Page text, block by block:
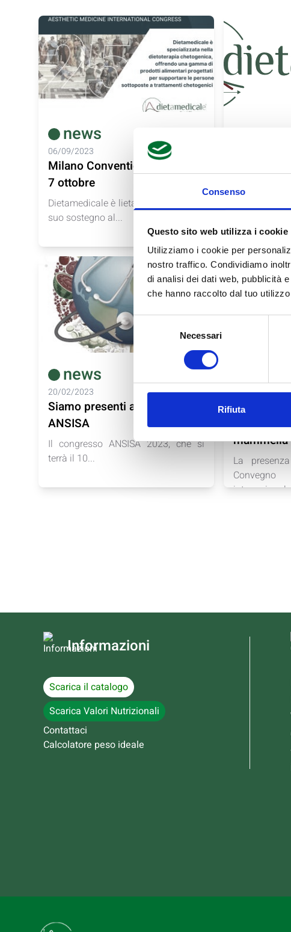
Consenso
Questo sito web utilizza i cookie
Utilizziamo i cookie per
nostro traffico. Condividiamo
di analisi dei dati web, pubblicità
che hanno raccolto dal tuo
Selezione
consenso
Necessari
Rifiuta
news
06/09/2023
Milano Convention Center - 5-
7 ottobre
Dietamedicale è lieta di annunciare il
suo sostegno al...
dell'Obesità
news
20/02/2023
Siamo presenti al Congresso
ANSISA
Il congresso ANSISA 2023, che si
terrà il 10...
09/02/2023
ADI.
mammella
La
Informazioni
Scarica il catalogo
Scarica Valori Nutrizionali
Contattaci
Calcolatore peso ideale